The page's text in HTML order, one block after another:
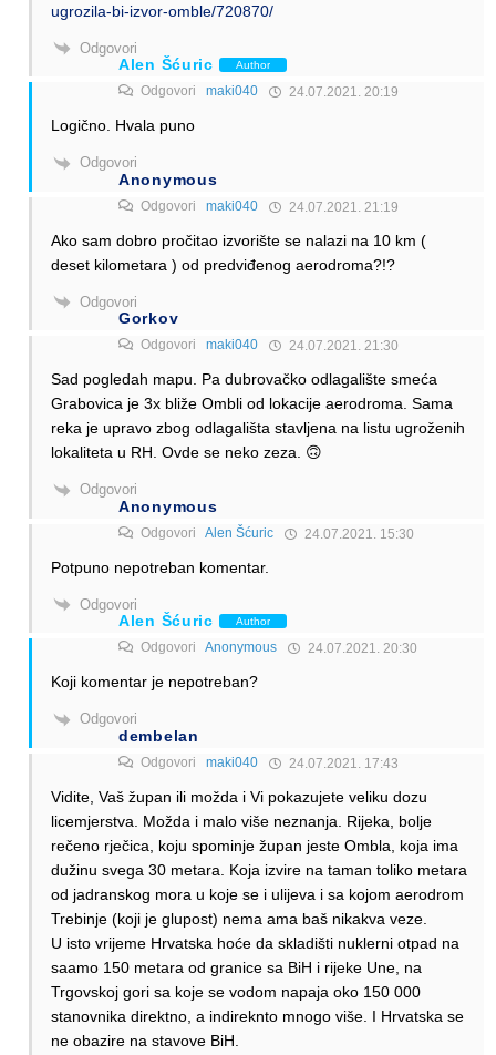
ugrozila-bi-izvor-omble/720870/
Odgovori
Alen Šćuric Author
Odgovori maki040 24.07.2021. 20:19
Logično. Hvala puno
Odgovori
Anonymous
Odgovori maki040 24.07.2021. 21:19
Ako sam dobro pročitao izvorište se nalazi na 10 km (
deset kilometara ) od predviđenog aerodroma?!?
Odgovori
Gorkov
Odgovori maki040 24.07.2021. 21:30
Sad pogledah mapu. Pa dubrovačko odlagalište smeća
Grabovica je 3x bliže Ombli od lokacije aerodroma. Sama
reka je upravo zbog odlagališta stavljena na listu ugroženih
lokaliteta u RH. Ovde se neko zeza. 🙃
Odgovori
Anonymous
Odgovori Alen Šćuric 24.07.2021. 15:30
Potpuno nepotreban komentar.
Odgovori
Alen Šćuric Author
Odgovori Anonymous 24.07.2021. 20:30
Koji komentar je nepotreban?
Odgovori
dembelan
Odgovori maki040 24.07.2021. 17:43
Vidite, Vaš župan ili možda i Vi pokazujete veliku dozu
licemjerstva. Možda i malo više neznanja. Rijeka, bolje
rečeno rječica, koju spominje župan jeste Ombla, koja ima
dužinu svega 30 metara. Koja izvire na taman toliko metara
od jadranskog mora u koje se i ulijeva i sa kojom aerodrom
Trebinje (koji je glupost) nema ama baš nikakva veze.
U isto vrijeme Hrvatska hoće da skladišti nuklerni otpad na
saamo 150 metara od granice sa BiH i rijeke Une, na
Trgovskoj gori sa koje se vodom napaja oko 150 000
stanovnika direktno, a indireknto mnogo više. I Hrvatska se
ne obazire na stavove BiH.